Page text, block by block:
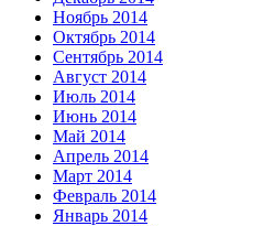
Ноябрь 2014
Октябрь 2014
Сентябрь 2014
Август 2014
Июль 2014
Июнь 2014
Май 2014
Апрель 2014
Март 2014
Февраль 2014
Январь 2014